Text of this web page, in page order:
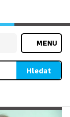
MENU
Hledat